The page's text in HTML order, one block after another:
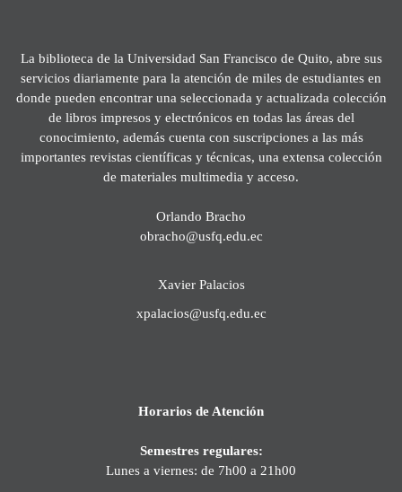
La biblioteca de la Universidad San Francisco de Quito, abre sus
servicios diariamente para la atención de miles de estudiantes en
donde pueden encontrar una seleccionada y actualizada colección
de libros impresos y electrónicos en todas las áreas del
conocimiento, además cuenta con suscripciones a las más
importantes revistas científicas y técnicas, una extensa colección
de materiales multimedia y acceso.
Orlando Bracho
obracho@usfq.edu.ec
Xavier Palacios
xpalacios@usfq.edu.ec
Horarios de Atención
Semestres regulares:
Lunes a viernes: de 7h00 a 21h00